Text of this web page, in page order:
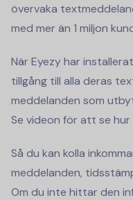
övervaka
med mer än 1 miljon
När Eyezy har
tillgång till alla deras
meddelanden som
Se videon för att se
Så du kan kolla
meddelanden,
Om du inte hittar den